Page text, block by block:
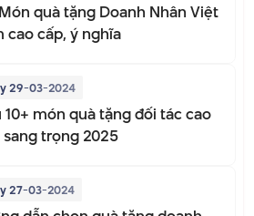
quà tặng Doanh Nhân Việt
cao cấp, ý nghĩa
29-03-2024
10+ món quà tặng đối tác cao
sang trọng 2025
27-03-2024